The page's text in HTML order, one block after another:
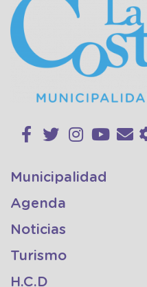
Municipalidad
Agenda
Noticias
Turismo
H.C.D